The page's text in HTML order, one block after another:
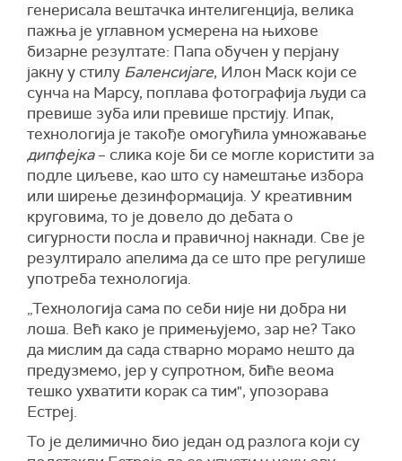
генерисала вештачка интелигенција, велика
пажња је углавном усмерена на њихове
бизарне резултате: Папа обучен у перјану
јакну у стилу Баленсијаге, Илон Маск који се
сунча на Марсу, поплава фотографија људи са
превише зуба или превише прстију. Ипак,
технологија је такође омогућила умножавање
дипфејка– слика које би се могле користити за
подле циљеве, као што су намештање избора
или ширење дезинформација. У креативним
круговима, то је довело до дебата о
сигурности посла и правичној накнади. Све је
резултирало апелима да се што пре регулише
употреба технологија.
„Технологија сама по себи није ни добра ни
лоша. Већ како је примењујемо, зар не? Тако
да мислим да сада стварно морамо нешто да
предузмемо, јер у супротном, биће веома
тешко ухватити корак са тим", упозорава
Естреј.
То је делимично био један од разлога који су